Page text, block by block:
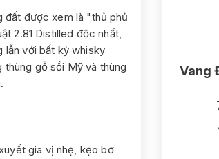
đất được xem là "thủ phủ
2.81 Distilled độc nhất,
lẫn với bất kỳ whisky
gỗ sồi Mỹ và thùng
gia vị nhẹ, kẹo bơ
Vang